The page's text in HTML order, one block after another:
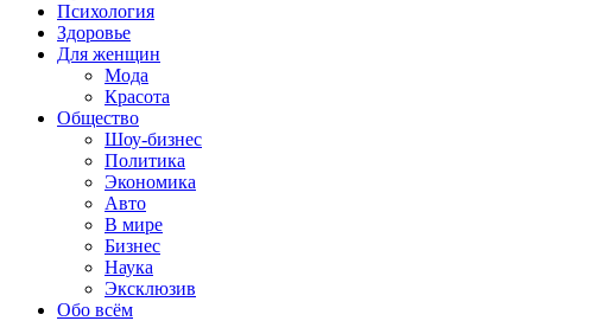
Психология
Здоровье
Для женщин
Мода
Красота
Общество
Шоу-бизнес
Политика
Экономика
Авто
В мире
Бизнес
Наука
Эксклюзив
Обо всём